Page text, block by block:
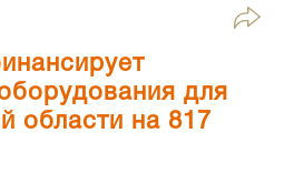
для
области на 817